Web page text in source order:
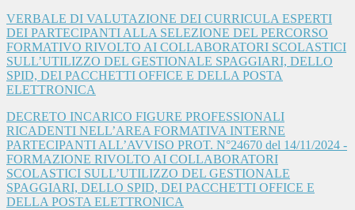
VERBALE DI VALUTAZIONE DEI CURRICULA ESPERTI
DEI PARTECIPANTI ALLA SELEZIONE DEL PERCORSO
FORMATIVO RIVOLTO AI COLLABORATORI SCOLASTICI
SULL’UTILIZZO DEL GESTIONALE SPAGGIARI, DELLO
SPID, DEI PACCHETTI OFFICE E DELLA POSTA
ELETTRONICA
DECRETO INCARICO FIGURE PROFESSIONALI
RICADENTI NELL’AREA FORMATIVA INTERNE
PARTECIPANTI ALL’AVVISO PROT. N°24670 del 14/11/2024 -
FORMAZIONE RIVOLTO AI COLLABORATORI
SCOLASTICI SULL’UTILIZZO DEL GESTIONALE
SPAGGIARI, DELLO SPID, DEI PACCHETTI OFFICE E
DELLA POSTA ELETTRONICA